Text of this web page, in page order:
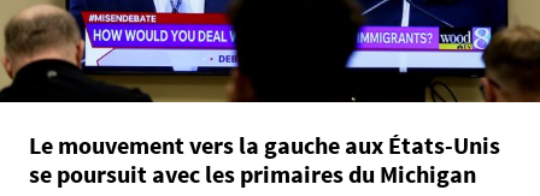
Le mouvement vers la gauche aux États-Unis
se poursuit avec les primaires du Michigan